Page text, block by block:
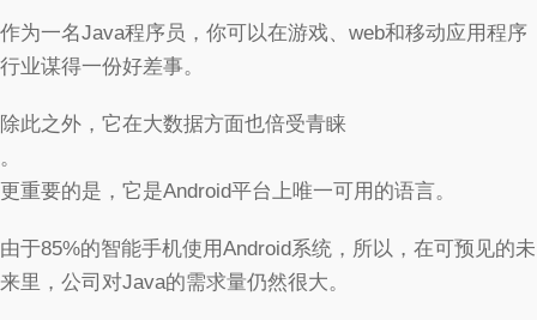
作为一名Java程序员，你可以在游戏、web和移动应用程序
行业谋得一份好差事。
除此之外，它在大数据方面也倍受青睐
。
更重要的是，它是Android平台上唯一可用的语言。
由于85%的智能手机使用Android系统，所以，在可预见的未
来里，公司对Java的需求量仍然很大。